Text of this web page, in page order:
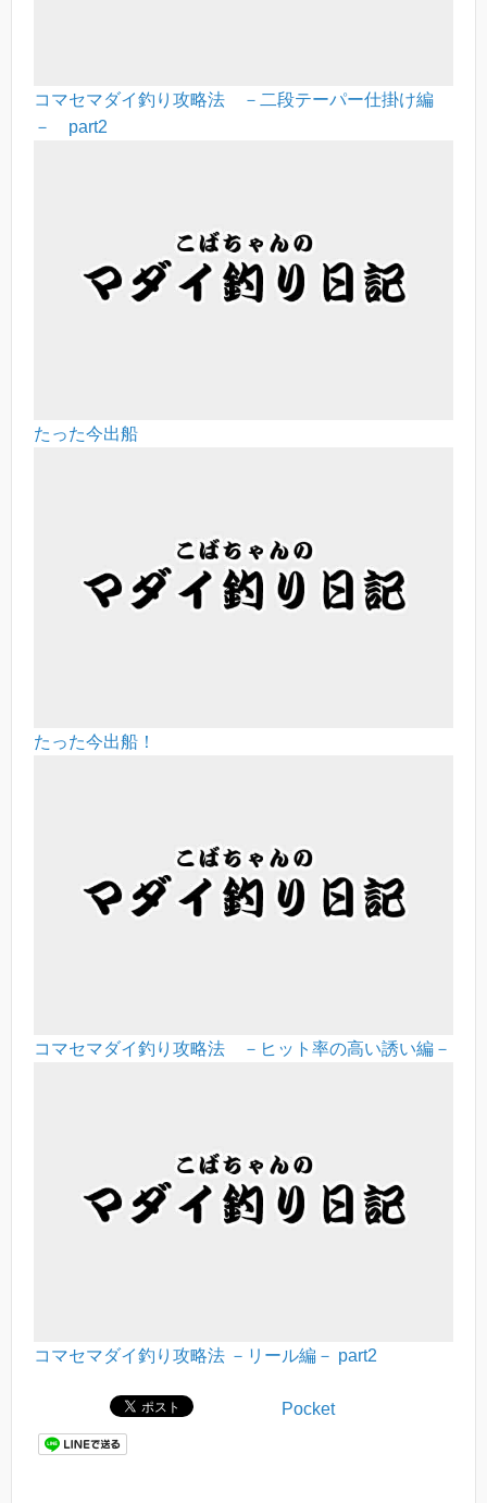
コマセマダイ釣り攻略法 －二段テーパー仕掛け編
－ part2
たった今出船
たった今出船！
コマセマダイ釣り攻略法 －ヒット率の高い誘い編－
コマセマダイ釣り攻略法 －リール編－ part2
Pocket